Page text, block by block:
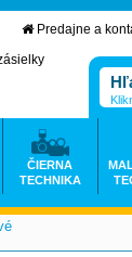
Predajne a
ČIERNA
TECHNIKA